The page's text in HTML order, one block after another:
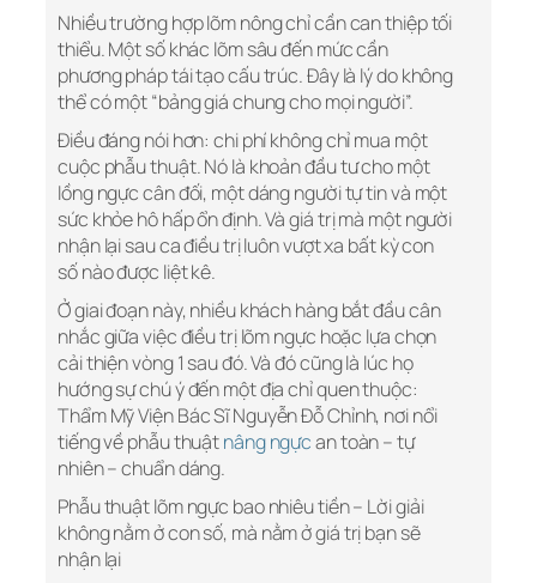
Nhiều trường hợp lõm nông chỉ cần can thiệp tối
thiểu. Một số khác lõm sâu đến mức cần
phương pháp tái tạo cấu trúc. Đây là lý do không
thể có một “bảng giá chung cho mọi người”.
Điều đáng nói hơn: chi phí không chỉ mua một
cuộc phẫu thuật. Nó là khoản đầu tư cho một
lồng ngực cân đối, một dáng người tự tin và một
sức khỏe hô hấp ổn định. Và giá trị mà một người
nhận lại sau ca điều trị luôn vượt xa bất kỳ con
số nào được liệt kê.
Ở giai đoạn này, nhiều khách hàng bắt đầu cân
nhắc giữa việc điều trị lõm ngực hoặc lựa chọn
cải thiện vòng 1 sau đó. Và đó cũng là lúc họ
hướng sự chú ý đến một địa chỉ quen thuộc:
Thẩm Mỹ Viện Bác Sĩ Nguyễn Đỗ Chỉnh, nơi nổi
tiếng về phẫu thuậtnâng ngựcan toàn – tự
nhiên – chuẩn dáng.
Phẫu thuật lõm ngực bao nhiêu tiền – Lời giải
không nằm ở con số, mà nằm ở giá trị bạn sẽ
nhận lại